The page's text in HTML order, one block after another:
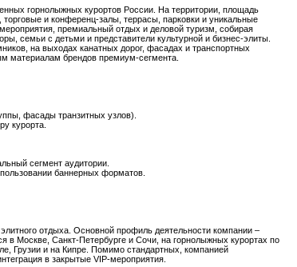
горнолыжных курортов России. На территории, площадь
и конференц-залы, террасы, парковки и уникальные
премиальный отдых и деловой туризм, собирая
семьи с детьми и представители культурной и бизнес-элиты.
на выходах канатных дорог, фасадах и транспортных
материалам брендов премиум-сегмента.
фасады транзитных узлов).
курорта.
сегмент аудитории.
баннерных форматов.
отдыха. Основной профиль деятельности компании –
в Москве, Санкт-Петербурге и Сочи, на горнолыжных курортах по
Грузии и на Кипре. Помимо стандартных, компанией
в закрытые VIP-мероприятия.